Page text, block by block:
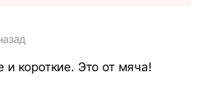
и короткие. Это от мяча!